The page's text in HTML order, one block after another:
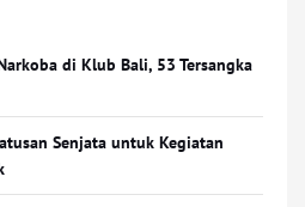
di Klub Bali, 53 Tersangka
Senjata untuk Kegiatan